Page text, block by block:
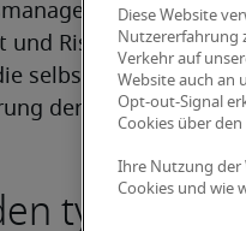
und
selbstständige
der ihm
typischen
Diese Website
Nutzererfahrung
Verkehr auf
Website auch an
Opt-out-Signal
Cookies über den
Ihre Nutzung der
Cookies und wie